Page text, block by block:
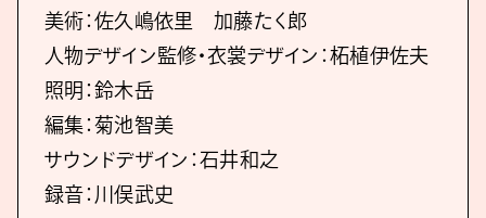
美術：佐久嶋依里 加藤たく郎
人物デザイン監修・衣裳デザイン：柘植伊佐夫
照明：鈴木岳
編集：菊池智美
サウンドデザイン：石井和之
録音：川俣武史